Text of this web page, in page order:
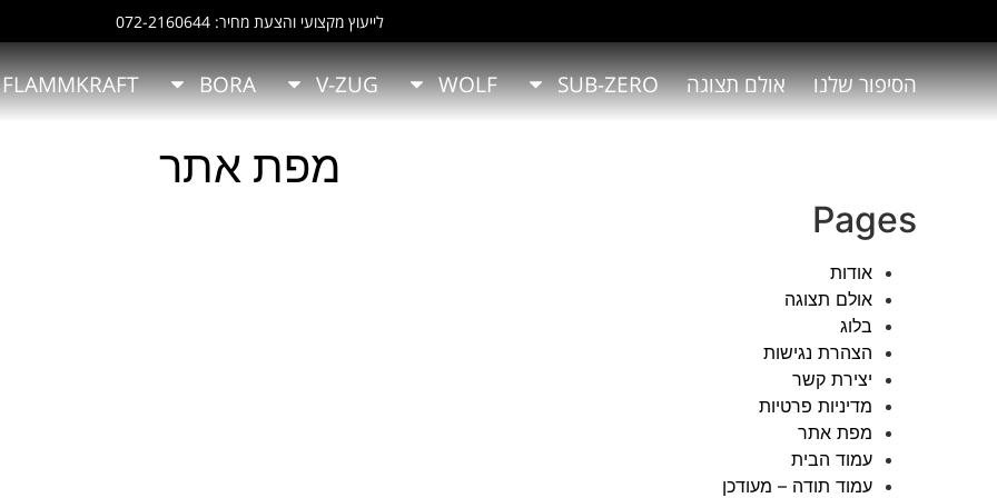
לייעוץ מקצועי והצעת מחיר: 072-2160644
הסיפור שלנו אולם תצוגה SUB-ZERO
WOLF
V-ZUG
BORA
FLAMMKRAFT
מפת אתר
Pages
אודות
אולם תצוגה
בלוג
הצהרת נגישות
יצירת קשר
מדיניות פרטיות
מפת אתר
עמוד הבית
עמוד תודה – מעודכן